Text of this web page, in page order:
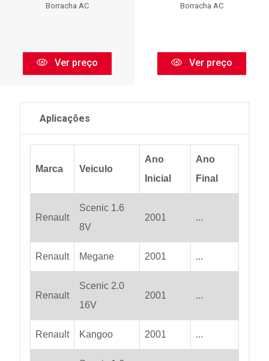
Borracha AC
Ver preço
Borracha AC
Ver preço
Aplicações
Marca Veiculo
Ano
Inicial
Ano
Final
Renault
Scenic 1.6
8V
2001 ...
Renault Megane 2001 ...
Renault
Scenic 2.0
16V
2001 ...
Renault Kangoo 2001 ...